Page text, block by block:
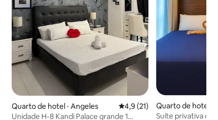
Quarto de hotel ⋅ Angeles 4,9 de uma avaliação média
4,9 (21)
Unidade H-8 Kandi Palace grande 1
Quarto de hotel ⋅
ong
Suíte privativa